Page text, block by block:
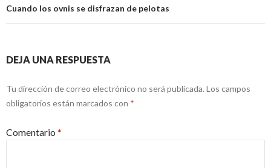
Cuando los ovnis se disfrazan de pelotas
DEJA UNA RESPUESTA
Tu dirección de correo electrónico no será publicada. Los campos
obligatorios están marcados con *
Comentario *